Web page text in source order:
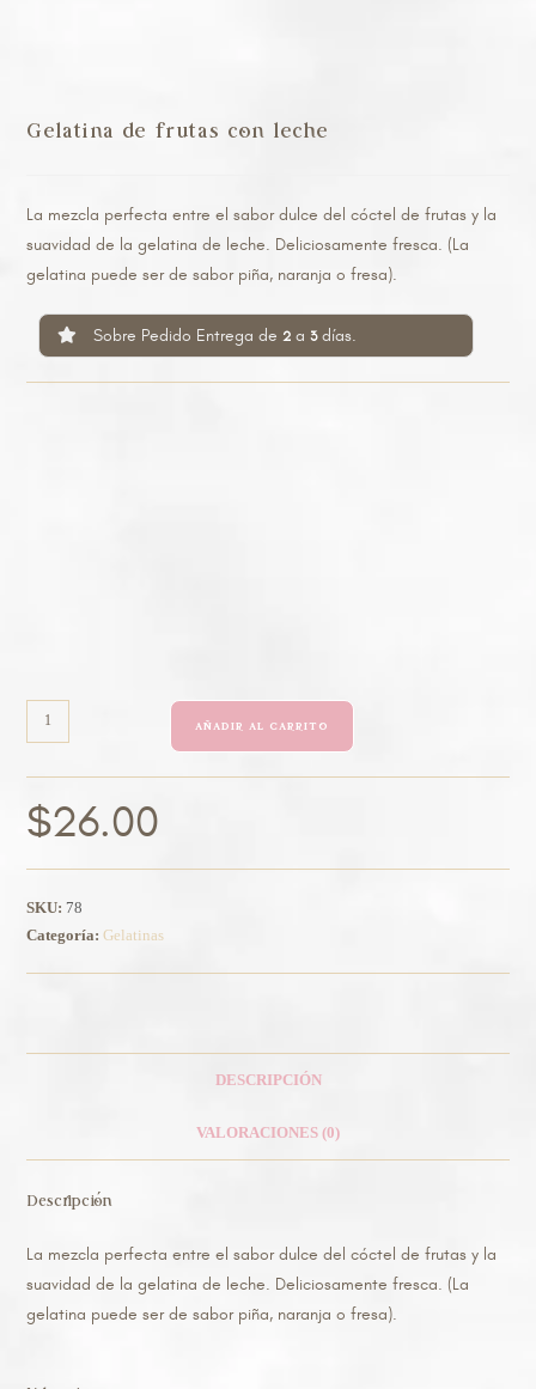
Gelatina de frutas con leche
La mezcla perfecta entre el sabor dulce del cóctel de frutas y la
suavidad de la gelatina de leche. Deliciosamente fresca. (La
gelatina puede ser de sabor piña, naranja o fresa).
Sobre Pedido Entrega de2 a3días.
AÑADIR AL CARRITO
$26.00
SKU: 78
Categoría:Gelatinas
DESCRIPCIÓN
VALORACIONES (0)
Descripción
La mezcla perfecta entre el sabor dulce del cóctel de frutas y la
suavidad de la gelatina de leche. Deliciosamente fresca. (La
gelatina puede ser de sabor piña, naranja o fresa).